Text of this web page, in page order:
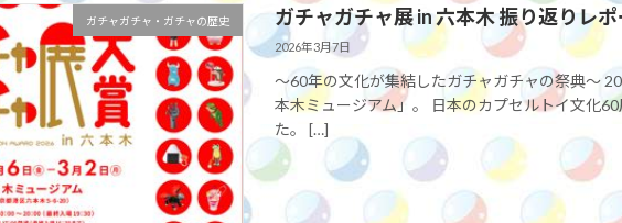
ガチャガチャ・ガチャの歴史 ガチャガチャ展 in 六本木 振り返りレ
2026年3月7日
〜60年の文化が集結したガチャガチャの祭典〜
本木ミュージアム」。 日本のカプセルトイ文化
た。 […]